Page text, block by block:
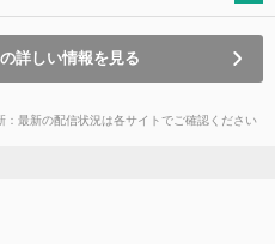
詳しい情報を見る
：最新の配信状況は各サイトでご確認ください